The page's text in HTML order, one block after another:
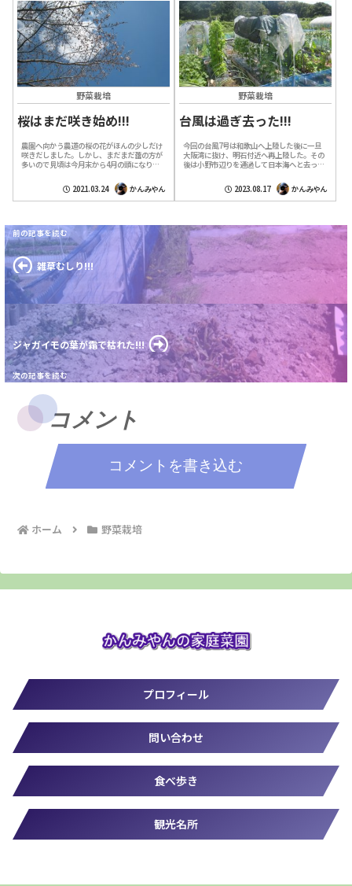
野菜栽培
桜はまだ咲き始め!!!
農園へ向かう農道の桜の花がほんの少しだけ
咲きだしました。しかし、まだまだ蕾の方が
多いので見頃は今月末から4月の頭になりそ
時は桜も硬い蕾だけだったのに此処に来て...
2021.03.24 かんみやん
野菜栽培
台風は過ぎ去った!!!
今回の台風7号は和歌山へ上陸した後に一旦
大阪湾に抜け、明石付近へ再上陸した。その
後は小野市辺りを通過して日本海へと去って
東に位置する事から暴風雨を想定していた
2023.08.17 かんみやん
雑草むしり!!!
ジャガイモの葉が霜で枯れた!!!
コメント
コメントを書き込む
ホーム 野菜栽培
プロフィール
問い合わせ
食べ歩き
観光名所